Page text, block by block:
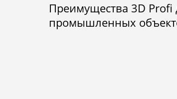
Преимущества 3D Profi
промышленных